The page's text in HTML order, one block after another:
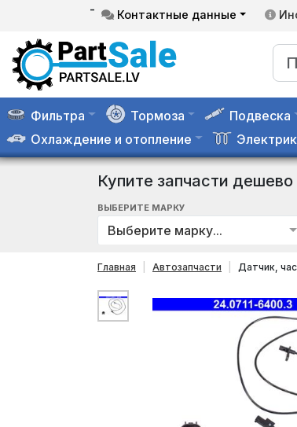
- Контактные данные
Фильтра Тормоза Подвеска
Охлаждение и отопление
Купите запчасти
ВЫБЕРИТЕ МАРКУ
Выберите марку...
Главная Автозапчасти Датчик,